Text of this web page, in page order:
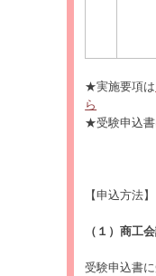
★実施要項は
ら
★受験申込書
【申込方法】
（１）商工
受験申込書